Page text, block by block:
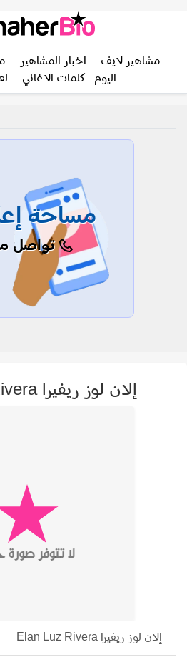
مشاهير لايف اخبار المشاهير
اليوم
كلمات الاغاني
مساحة
تواصل
إلان لوز ريفيرا Elan Luz Rivera
إلان لوز ريفيرا Elan Luz Rivera